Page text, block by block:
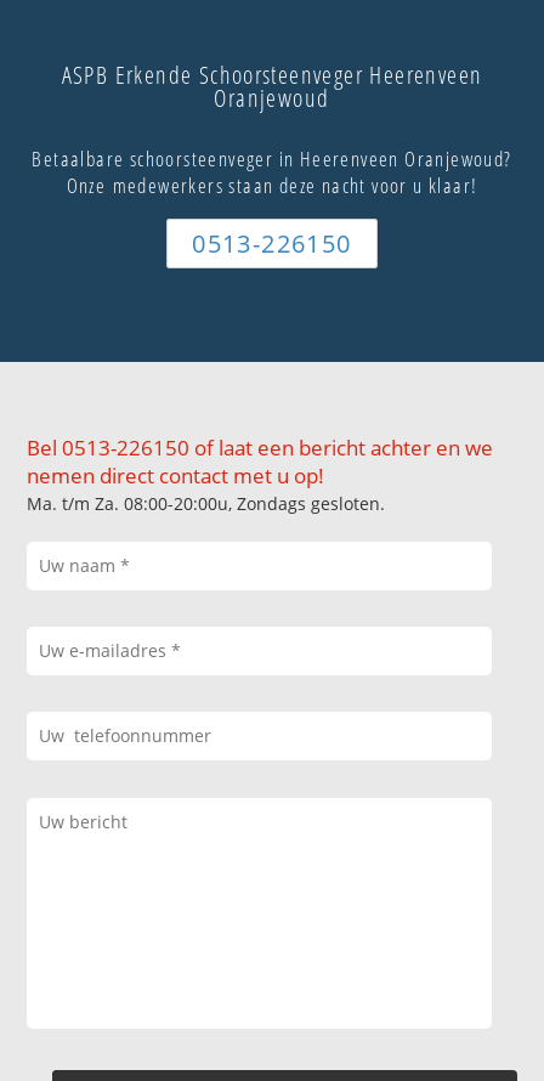
ASPB Erkende Schoorsteenveger Heerenveen
Oranjewoud
Betaalbare schoorsteenveger in Heerenveen Oranjewoud?
Onze medewerkers staan deze nacht voor u klaar!
0513-226150
Bel 0513-226150 of laat een bericht achter en we
nemen direct contact met u op!
Ma. t/m Za. 08:00-20:00u, Zondags gesloten.